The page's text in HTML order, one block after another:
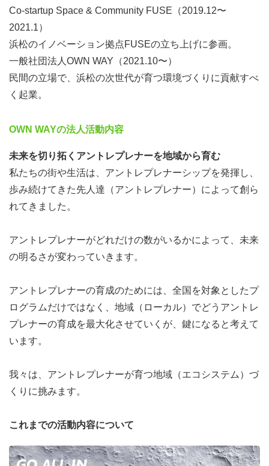
Co-startup Space & Community FUSE（2019.12〜
2021.1）
浜松のイノベーション拠点FUSEの立ち上げに参画。
一般社団法人OWN WAY（2021.10〜）
民間の立場で、浜松の次世代が育つ環境づくりに貢献すべ
く起業。
OWN WAYの法人活動内容
未来を切り拓くアントレプレナーを地域から育む
私たちの街や生活は、アントレプレナーシップを発揮し、
歩み続けてきた先人達（アントレプレナー）によって創ら
れてきました。
アントレプレナーがどれだけの数がいるかによって、未来
の明るさが変わっていきます。
アントレプレナーの育成のためには、全国を対象としたプ
ログラムだけではなく、地域（ローカル）でどうアントレ
プレナーの育成を最大化させていくが、鍵になると考えて
います。
我々は、アントレプレナーが育つ地域（エコシステム）づ
くりに挑みます。
これまでの活動内容について